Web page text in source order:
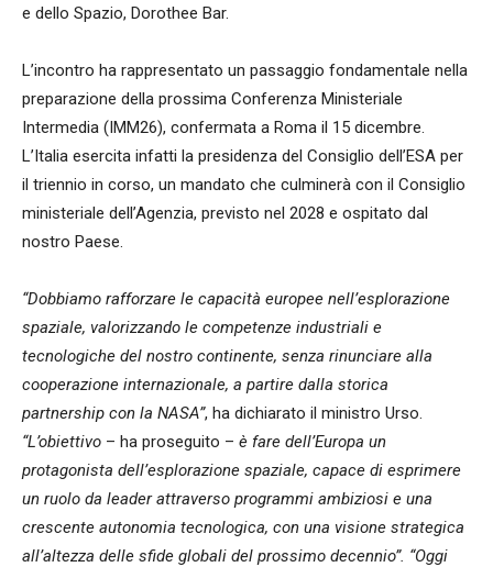
e dello Spazio, Dorothee Bar.
L’incontro ha rappresentato un passaggio fondamentale nella
preparazione della prossima Conferenza Ministeriale
Intermedia (IMM26), confermata a Roma il 15 dicembre.
L’Italia esercita infatti la presidenza del Consiglio dell’ESA per
il triennio in corso, un mandato che culminerà con il Consiglio
ministeriale dell’Agenzia, previsto nel 2028 e ospitato dal
nostro Paese.
“Dobbiamo rafforzare le capacità europee nell’esplorazione
spaziale, valorizzando le competenze industriali e
tecnologiche del nostro continente, senza rinunciare alla
cooperazione internazionale, a partire dalla storica
partnership con la NASA”, ha dichiarato il ministro Urso.
“L’obiettivo – ha proseguito – è fare dell’Europa un
protagonista dell’esplorazione spaziale, capace di esprimere
un ruolo da leader attraverso programmi ambiziosi e una
crescente autonomia tecnologica, con una visione strategica
all’altezza delle sfide globali del prossimo decennio”. “Oggi